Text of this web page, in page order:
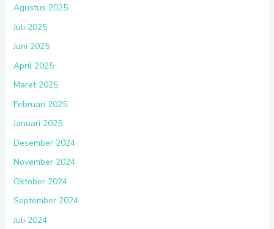
Agustus 2025
Juli 2025
Juni 2025
April 2025
Maret 2025
Februari 2025
Januari 2025
Desember 2024
November 2024
Oktober 2024
September 2024
Juli 2024